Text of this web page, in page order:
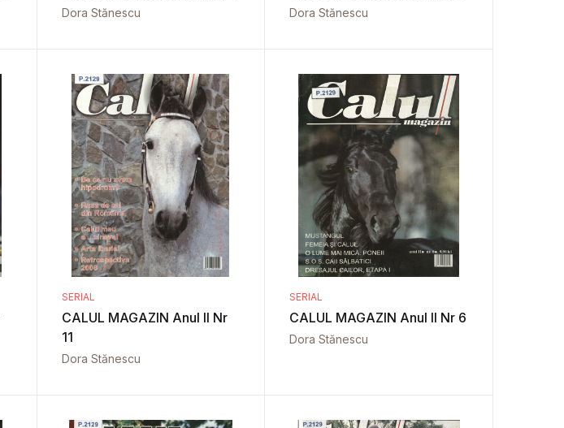
Dora Stănescu Dora Stănescu
SERIAL
CALUL MAGAZIN Anul II Nr
11
Dora Stănescu
SERIAL
CALUL MAGAZIN Anul II Nr 6
Dora Stănescu